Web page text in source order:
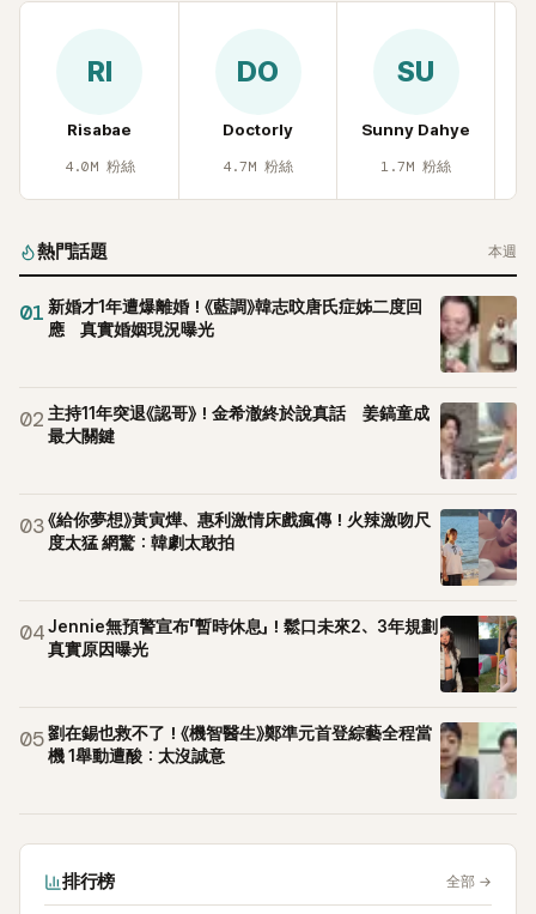
RI
Risabae
4.0M 粉絲
DO
Doctorly
4.7M 粉絲
SU
Sunny Dahye
1.7M 粉絲
熱門話題 本週
01 新婚才1年遭爆離婚！《藍調》韓志旼唐氏症姊二度回
應 真實婚姻現況曝光
02 主持11年突退《認哥》！金希澈終於說真話 姜鎬童成
最大關鍵
03《給你夢想》黃寅燁、惠利激情床戲瘋傳！火辣激吻尺
度太猛 網驚：韓劇太敢拍
04Jennie無預警宣布「暫時休息」！鬆口未來2、3年規劃
真實原因曝光
05劉在錫也救不了！《機智醫生》鄭準元首登綜藝全程當
機 1舉動遭酸：太沒誠意
排行榜 全部 →